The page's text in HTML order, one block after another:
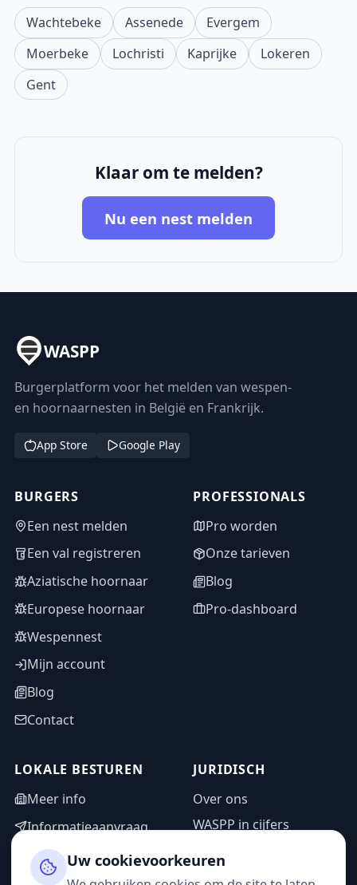
Wachtebeke Assenede
Evergem
Moerbeke
Lochristi Kaprijke
Lokeren
Gent
Klaar om te melden?
Nu een nest melden
WASPP
Burgerplatform voor het melden van wespen-
en hoornaarnesten in België en Frankrijk.
App Store Google Play
BURGERS
Een nest melden
Een val registreren
Aziatische hoornaar
Europese hoornaar
Wespennest
Mijn account
Blog
Contact
PROFESSIONALS
Pro worden
Onze tarieven
Blog
Pro-dashboard
LOKALE BESTUREN
Meer info
Informatieaanvraag
Adminzone
JURIDISCH
Over ons
WASPP in cijfers
Privacybeleid
Uw cookievoorkeuren